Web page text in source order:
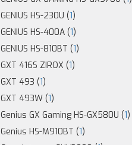
GENIUS HS-230U (1)
GENIUS HS-400A (1)
GENIUS HS-810BT (1)
GXT 416S ZIROX (1)
GXT 493 (1)
GXT 493W (1)
Genius GX Gaming HS-GX580U (1)
Genius HS-M910BT (1)